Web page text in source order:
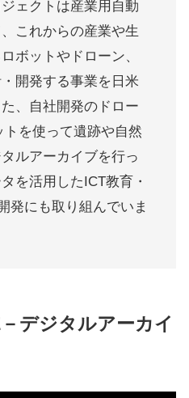
ェクトは産業用自動
これからの産業や生
ボットやドローン、
開発する事業を日米
、自社開発のドロー
を使って遺跡や自然
ルアーカイブを行っ
を活用したICT教育・
発にも取り組んでいま
デジタルアーカイ